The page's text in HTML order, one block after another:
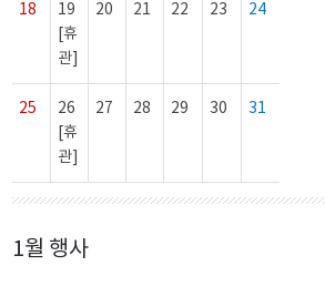
18
19
[휴
관]
20 21 22 23 24
25
26
[휴
관]
27 28 29 30 31
1월 행사